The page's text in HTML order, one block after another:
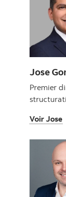
Jose
Premier
Voir Jose